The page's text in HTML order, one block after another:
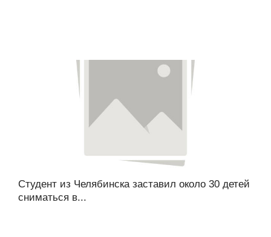
Студент из Челябинска заставил около 30 детей
сниматься в...